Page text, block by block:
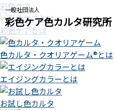
一般社団法人
彩色ケア色カルタ研究所
彩色ケア
彩色ケアとは
色カルタ・クオリアゲーム®とは
エイジングカラーとは
お試し色カルタ